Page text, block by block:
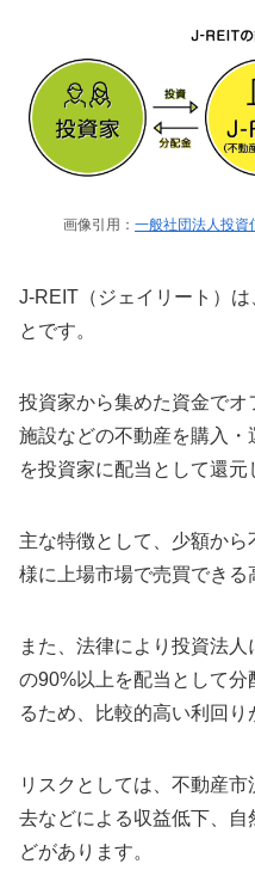
画像引用：一般社団法人投資
J-REIT（ジェイリート）
とです。
投資家から集めた資金で
施設などの不動産を購入
を投資家に配当として還元
主な特徴として、少額か
様に上場市場で売買できる
また、法律により投資法
の90%以上を配当として
るため、比較的高い利回り
リスクとしては、不動産
去などによる収益低下、
どがあります。